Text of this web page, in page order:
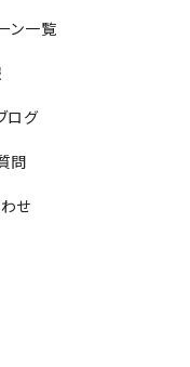
ン一覧
ログ
問
せ